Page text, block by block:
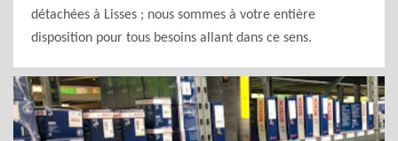
détachées à Lisses ; nous sommes à votre entière
disposition pour tous besoins allant dans ce sens.